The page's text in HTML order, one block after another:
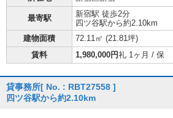
最寄駅
新宿駅 徒歩2分
四ツ谷駅から約2.10km
建物面積
72.11㎡ (21.81坪)
賃料
1,980,000円礼 1ヶ月 / 保
貸事務所[ No. : RBT27558 ]
四ツ谷駅から約2.10km